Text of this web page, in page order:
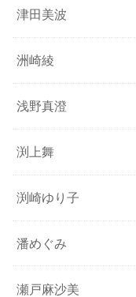
津田美波
洲崎綾
浅野真澄
渕上舞
渕崎ゆり子
潘めぐみ
瀬戸麻沙美